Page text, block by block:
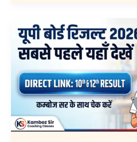
UPMSP
UP
Board
Result
2026:
हाईस्कूल
इंटरमीडिएट
रिजल्ट